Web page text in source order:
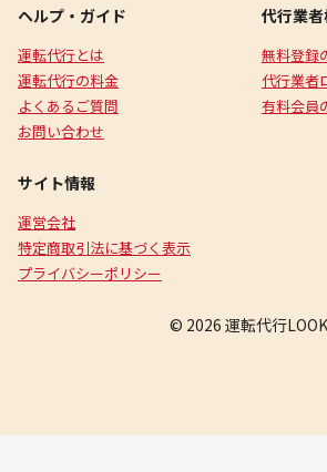
ヘルプ・ガイド
運転代行とは
運転代行の料金
よくあるご質問
お問い合わせ
代行業
無料登録
代行業者
有料会員
サイト情報
運営会社
特定商取引法に基づく表示
プライバシーポリシー
© 2026 運転代行LOOK